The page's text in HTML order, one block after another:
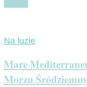
Na luzie
Mare
Morzu